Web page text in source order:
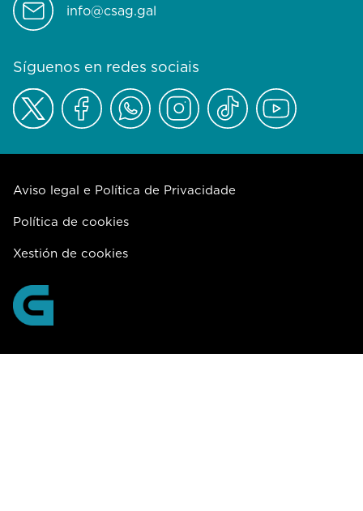
info@csag.gal
Síguenos en redes sociais
Aviso legal e Política de Privacidade
Política de cookies
Xestión de cookies